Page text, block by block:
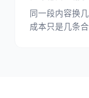
同一段内容换
成本只是几条合